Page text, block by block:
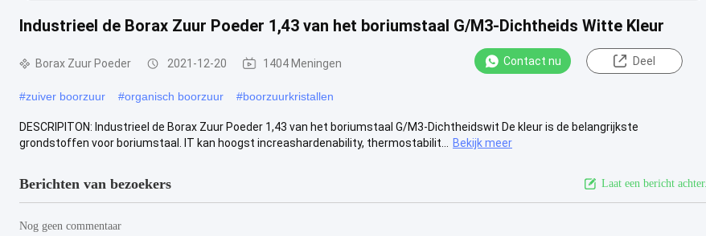
Industrieel de Borax Zuur Poeder 1,43 van het boriumstaal G/M3-Dichtheids Witte Kleur
Borax Zuur Poeder 2021-12-20 1404 Meningen Contact nu Deel
#zuiver boorzuur #organisch boorzuur #boorzuurkristallen
DESCRIPITON: Industrieel de Borax Zuur Poeder 1,43 van het boriumstaal G/M3-Dichtheidswit De kleur is de belangrijkste
grondstoffen voor boriumstaal. IT kan hoogst increashardenability, thermostabilit...
Bekijk meer
Berichten van bezoekers Laat een bericht achter.
Nog geen commentaar